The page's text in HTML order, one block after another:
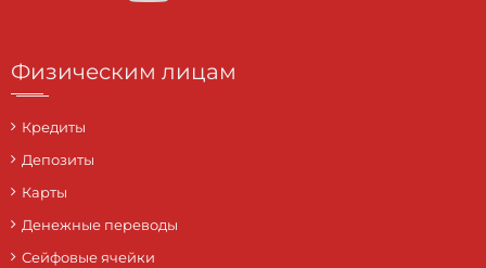
Физическим лицам
Кредиты
Депозиты
Карты
Денежные переводы
Сейфовые ячейки